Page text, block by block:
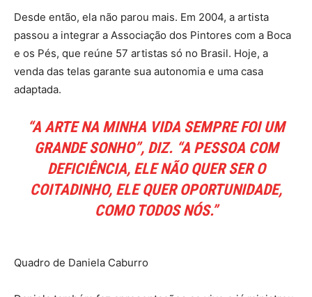
Desde então, ela não parou mais. Em 2004, a artista
passou a integrar a Associação dos Pintores com a Boca
e os Pés, que reúne 57 artistas só no Brasil. Hoje, a
venda das telas garante sua autonomia e uma casa
adaptada.
“A ARTE NA MINHA VIDA SEMPRE FOI UM
GRANDE SONHO”, DIZ. “A PESSOA COM
DEFICIÊNCIA, ELE NÃO QUER SER O
COITADINHO, ELE QUER OPORTUNIDADE,
COMO TODOS NÓS.”
Quadro de Daniela Caburro